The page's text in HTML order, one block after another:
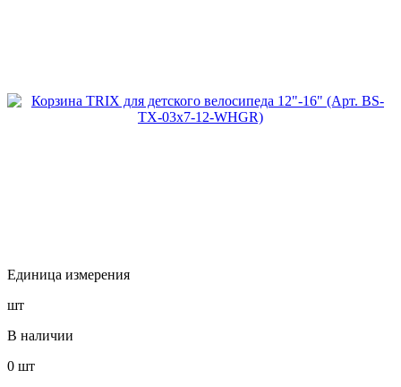
Единица измерения
шт
В наличии
0 шт